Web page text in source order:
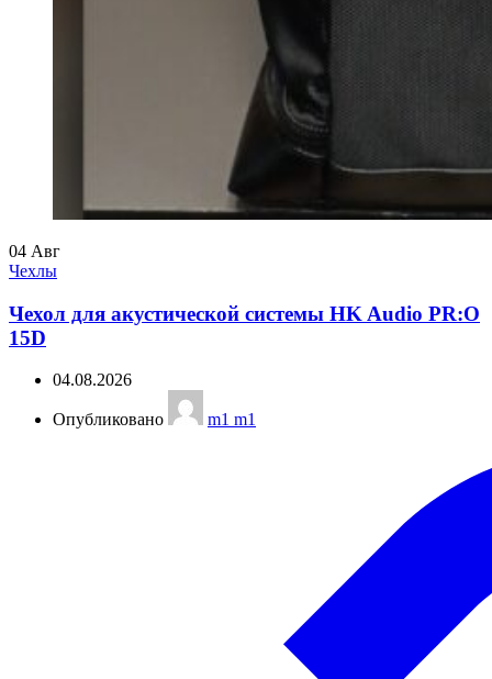
04 Авг
Чехлы
Чехол для акустической системы HK Audio PR:O
15D
04.08.2026
Опубликовано m1 m1